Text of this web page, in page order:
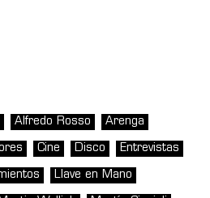
Alfredo Rosso Arenga
Cine Disco Entrevistas
Llave en Mano